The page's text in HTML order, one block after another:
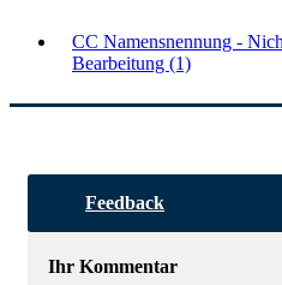
CC Namensnennung -
Bearbeitung (1)
Feedback
Ihr Kommentar